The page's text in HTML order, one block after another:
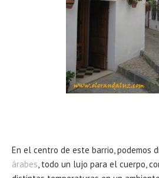
En el centro de este barrio, podemos
árabes, todo un lujo para el cuerpo,